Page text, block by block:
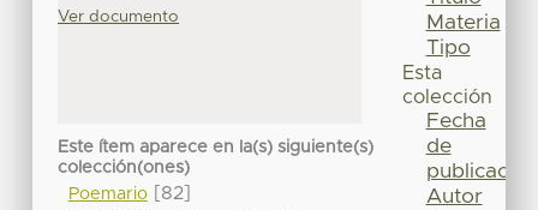
Ver documento
Este ítem aparece en la(s) siguiente(s)
colección(ones)
Poemario[82]
Materia
Tipo
Esta
colección
Fecha
de
publicación
Autor